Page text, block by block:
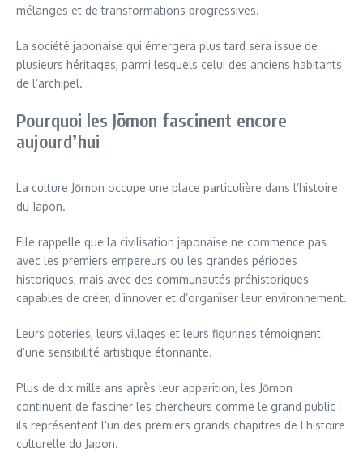
mélanges et de transformations progressives.
La société japonaise qui émergera plus tard sera issue de
plusieurs héritages, parmi lesquels celui des anciens habitants
de l’archipel.
Pourquoi les Jōmon fascinent encore
aujourd’hui
La culture Jōmon occupe une place particulière dans l’histoire
du Japon.
Elle rappelle que la civilisation japonaise ne commence pas
avec les premiers empereurs ou les grandes périodes
historiques, mais avec des communautés préhistoriques
capables de créer, d’innover et d’organiser leur environnement.
Leurs poteries, leurs villages et leurs figurines témoignent
d’une sensibilité artistique étonnante.
Plus de dix mille ans après leur apparition, les Jōmon
continuent de fasciner les chercheurs comme le grand public :
ils représentent l’un des premiers grands chapitres de l’histoire
culturelle du Japon.